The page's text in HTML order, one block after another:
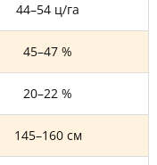
44–54 ц/га
45–47 %
20–22 %
145–160 см